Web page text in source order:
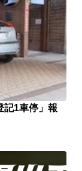
記1車停」報